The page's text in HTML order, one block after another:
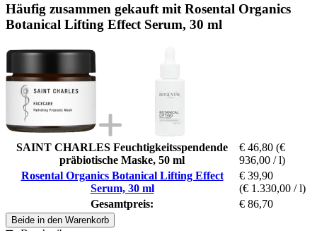
Häufig zusammen gekauft mit Rosental Organics
Botanical Lifting Effect Serum, 30 ml
SAINT CHARLES Feuchtigkeitsspendende
präbiotische Maske, 50 ml
€ 46,80 (€
936,00 / l)
Rosental Organics Botanical Lifting Effect
Serum, 30 ml
€ 39,90
(€ 1.330,00 / l)
Gesamtpreis:
€ 86,70
Beide in den Warenkorb